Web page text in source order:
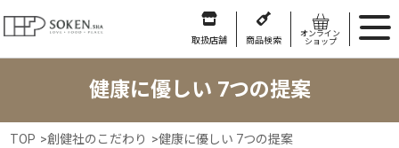
取扱店舗 商品検索
オンライン
ショップ
健康に優しい 7つの提案
TOP >創健社のこだわり >健康に優しい 7つの提案